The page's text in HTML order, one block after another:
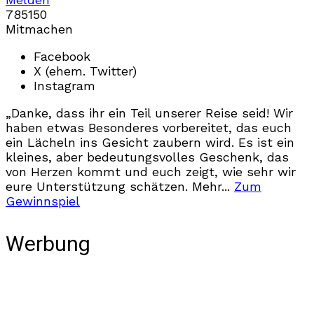
785150
Mitmachen
Facebook
X (ehem. Twitter)
Instagram
„Danke, dass ihr ein Teil unserer Reise seid! Wir
haben etwas Besonderes vorbereitet, das euch
ein Lächeln ins Gesicht zaubern wird. Es ist ein
kleines, aber bedeutungsvolles Geschenk, das
von Herzen kommt und euch zeigt, wie sehr wir
eure Unterstützung schätzen. Mehr... Zum
Gewinnspiel
Werbung